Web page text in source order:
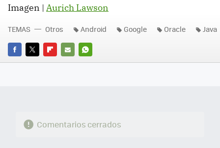
Imagen | Aurich Lawson
FACEBOOK
TWITTERFLIPBOARD
E-
WHATSAPP
TEMAS Otros Android Google Oracle Java
Comentarios cerrados